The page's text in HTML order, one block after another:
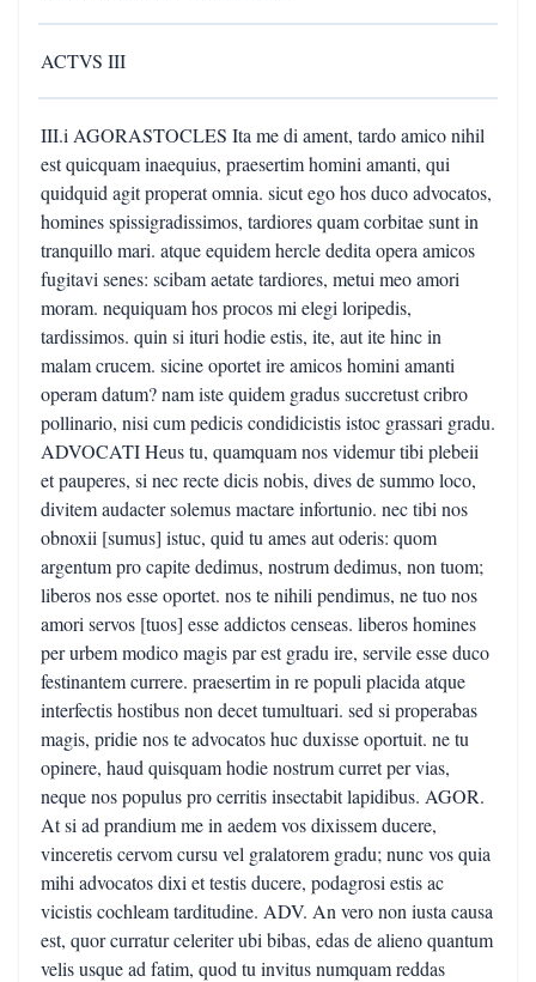
ACTVS III
III.i AGORASTOCLES Ita me di ament, tardo amico nihil
est quicquam inaequius, praesertim homini amanti, qui
quidquid agit properat omnia. sicut ego hos duco advocatos,
homines spissigradissimos, tardiores quam corbitae sunt in
tranquillo mari. atque equidem hercle dedita opera amicos
fugitavi senes: scibam aetate tardiores, metui meo amori
moram. nequiquam hos procos mi elegi loripedis,
tardissimos. quin si ituri hodie estis, ite, aut ite hinc in
malam crucem. sicine oportet ire amicos homini amanti
operam datum? nam iste quidem gradus succretust cribro
pollinario, nisi cum pedicis condidicistis istoc grassari gradu.
ADVOCATI Heus tu, quamquam nos videmur tibi plebeii
et pauperes, si nec recte dicis nobis, dives de summo loco,
divitem audacter solemus mactare infortunio. nec tibi nos
obnoxii [sumus] istuc, quid tu ames aut oderis: quom
argentum pro capite dedimus, nostrum dedimus, non tuom;
liberos nos esse oportet. nos te nihili pendimus, ne tuo nos
amori servos [tuos] esse addictos censeas. liberos homines
per urbem modico magis par est gradu ire, servile esse duco
festinantem currere. praesertim in re populi placida atque
interfectis hostibus non decet tumultuari. sed si properabas
magis, pridie nos te advocatos huc duxisse oportuit. ne tu
opinere, haud quisquam hodie nostrum curret per vias,
neque nos populus pro cerritis insectabit lapidibus. AGOR.
At si ad prandium me in aedem vos dixissem ducere,
vinceretis cervom cursu vel gralatorem gradu; nunc vos quia
mihi advocatos dixi et testis ducere, podagrosi estis ac
vicistis cochleam tarditudine. ADV. An vero non iusta causa
est, quor curratur celeriter ubi bibas, edas de alieno quantum
velis usque ad fatim, quod tu invitus numquam reddas